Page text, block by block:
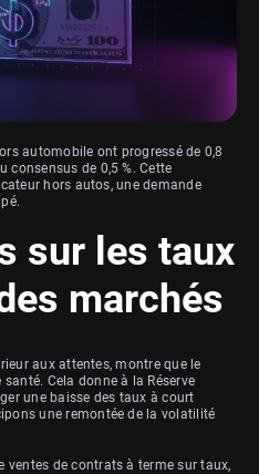
automobile ont progressé de 0,8
consensus de 0,5 %. Cette
hors autos, une demande
sur les taux
marchés
aux attentes, montre que le
Cela donne à la Réserve
une baisse des taux à court
une remontée de la volatilité
ventes de contrats à terme sur taux,